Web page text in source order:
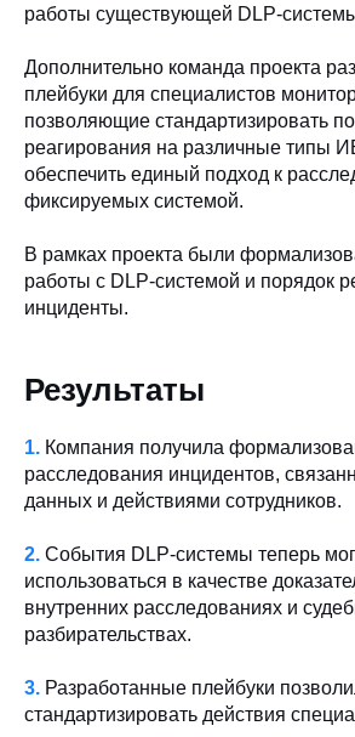
работы существующей DLP-
Дополнительно команда проекта
плейбуки для специалистов
позволяющие стандартизировать
реагирования на различные типы
обеспечить единый подход к
фиксируемых системой.
В рамках проекта были
работы с DLP-системой и порядок
инциденты.
Результаты
1. Компания получила
расследования инцидентов,
данных и действиями сотрудников.
2. События DLP-системы теперь
использоваться в качестве
внутренних расследованиях и
разбирательствах.
3. Разработанные плейбуки
стандартизировать действия